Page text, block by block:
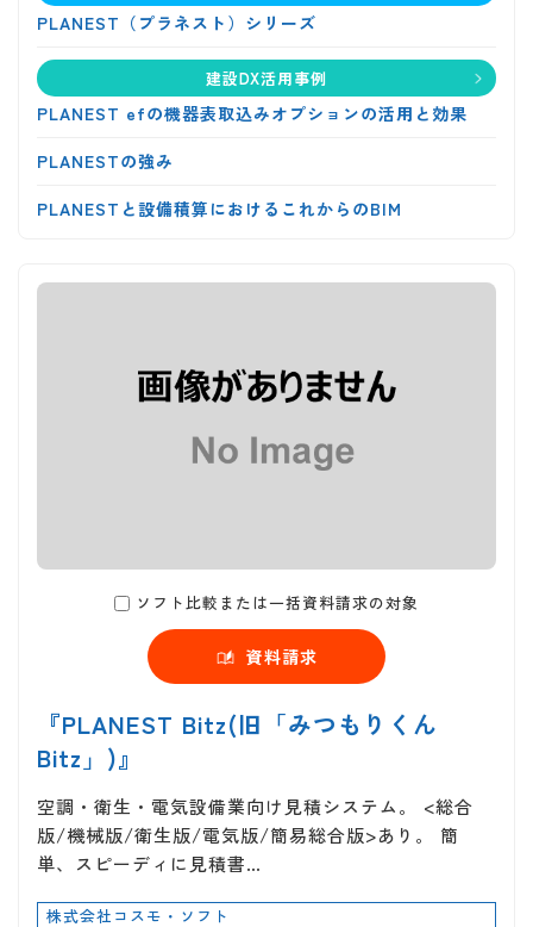
PLANEST（プラネスト）シリーズ
建設DX活用事例
PLANEST efの機器表取込みオプションの活用と効果
PLANESTの強み
PLANESTと設備積算におけるこれからのBIM
ソフト比較または一括資料請求の対象
資料請求
『PLANEST Bitz(旧「みつもりくん
Bitz」)』
空調・衛生・電気設備業向け見積システム。 <総合
版/機械版/衛生版/電気版/簡易総合版>あり。 簡
単、スピーディに見積書…
株式会社コスモ・ソフト